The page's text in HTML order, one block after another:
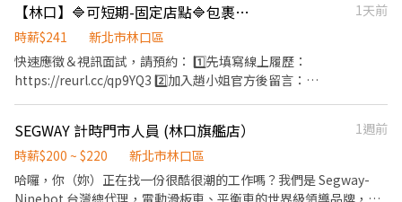
文化三路一段356號一樓 -------------------------------------------
---------------------------------------------------------------------
--------------------- 📝 工作內容 店頭招呼： 招呼客、發傳單、舉
牌叫賣 (如：都可以試戴看看喔！) 商品管理： 介紹鏡片/鏡框、商品
上架、清洗及調整眼鏡（鼻墊、鏡腳） 顧客接待： 協助加入會員、
登記抽號、引導隱形眼鏡配戴者進行驗光前準備 店務協助： 其他店
鋪一般事務處理。(註：工作全程需久站) ---------------------------
---------------------------------------------------------------------
------------------------------------- 👕 服儀與應徵流程 服裝儀容：
公司提供制服上衣；請自備深色長褲及舒適可久站的鞋子。 應徵流
市營運、維護 【提供完整教育訓練及店面實習】 ❗❗⚠兼職為早晚固
定班(免輪班)⚠❗❗ ▸早班時段：10:30-17:30 ▸晚班時段：16:15-
22:45、18:45-22:45（一週至少2天要能16:15起班） ▸時薪$211-
221元 ▸月排休制：一周至少排班4天，假日一定要可配合排班 🌸上
班地點🌸 林口文化店▸新北市林口區文化二路二段 林口忠孝店▸新北
桃園市龜山區文化二路34巷 龜山文學店▸桃園市龜山區文學路 龜山
光峯店▸桃園市龜山區光峯路 ‐‐‐‐‐‐‐‐‐‐‐‐‐‐‐‐‐
‐ ❷蝦皮智取門市⚠️需有機車⚠️ 🌸工作內容🌸 1. 包裹收寄、搬運、
【林口】🔷可短期-固定店點🔷包裹取貨門市人員🔷快速上工
1天前
時薪$241
新北市林口區
快速應徵＆視訊面試，請預約： 1️⃣先填寫線上履歷：
https://reurl.cc/qp9YQ3 2️⃣加入趙小姐官方後留言：
店點 不須跑點) ❶負責進貨驗收作業，確認包裹數量與狀態無誤 ❷
執行店到家宅配包裹上架 ❸進行揀貨、打包作業，並將包裹上架至
智取櫃 ❹紀錄騎手取件紀錄與配送順序符合建議配送順序，並回報
給宅配區經理 ❺維持門市作業區整潔，執行日常清潔與環境維護 ❻
SEGWAY 計時門市人員 (林口旗艦店）
1週前
時薪$200 ~ $220
新北市林口區
哈囉，你（妳）正在找一份很酷很潮的工作嗎？我們是 Segway-
Ninebot 台灣總代理，電動滑板車、平衡車的世界級領導品牌，目